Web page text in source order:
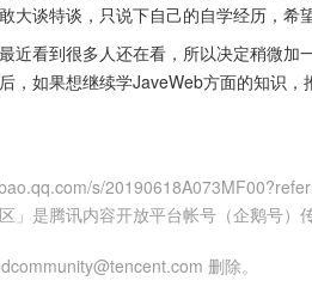
大谈特谈，只说下自己的自学经历，希
近看到很多人还在看，所以决定稍微加
，如果想继续学JaveWeb方面的知识
s/
」是腾讯内容开放平台帐号（企鹅号）
删除。